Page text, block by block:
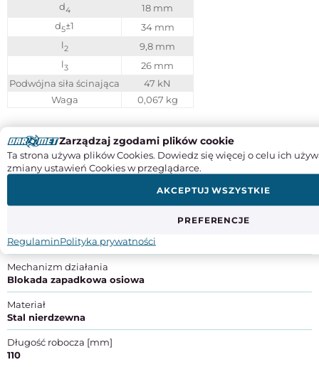
d4
18 mm
d5±1
34 mm
l2
9,8 mm
l3
26 mm
Podwójna siła ścinająca
47 kN
Waga
0,067 kg
Instrukcje obsługi
SPECYFIKACJA PRODUKTU
montażowe
10
Mechanizm działania
Blokada zapadkowa osiowa
Materiał
Stal nierdzewna
Długość robocza [mm]
110
Zarządzaj zgodami plików cookie
Ta strona używa plików Cookies. Dowiedz się więcej o celu ich
zmiany ustawień Cookies w przeglądarce.
PREFERENCJE
AKCEPTUJ WSZYSTKIE
RegulaminPolityka prywatności